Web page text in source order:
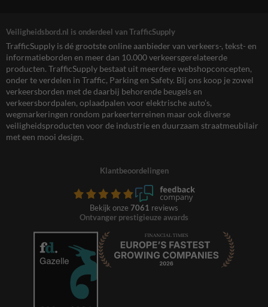
Veiligheidsbord.nl is onderdeel van TrafficSupply
TrafficSupply is dé grootste online aanbieder van verkeers-, tekst- en
informatieborden en meer dan 10.000 verkeersgerelateerde
producten. TrafficSupply bestaat uit meerdere webshopconcepten,
onder te verdelen in Traffic, Parking en Safety. Bij ons koop je zowel
verkeersborden met de daarbij behorende beugels en
verkeersbordpalen, oplaadpalen voor elektrische auto’s,
wegmarkeringen rondom parkeerterreinen maar ook diverse
veiligheidsproducten voor de industrie en duurzaam straatmeubilair
met een mooi design.
Klantbeoordelingen
Bekijk onze 7061 reviews
Ontvanger prestigieuze awards